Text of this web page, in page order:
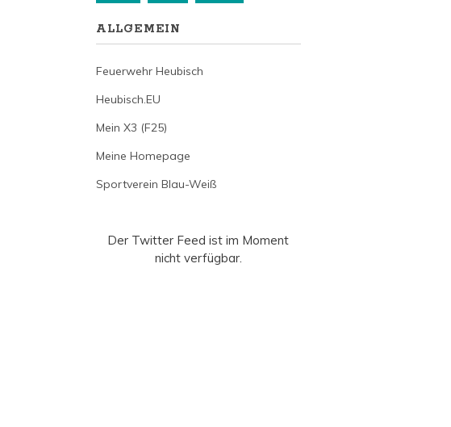
ALLGEMEIN
Feuerwehr Heubisch
Heubisch.EU
Mein X3 (F25)
Meine Homepage
Sportverein Blau-Weiß
Der Twitter Feed ist im Moment
nicht verfügbar.